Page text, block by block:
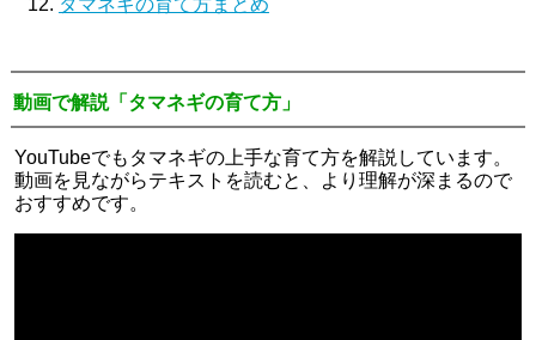
動画で解説「タマネギの育て方」
YouTubeでもタマネギの上手な育て方を解説しています。
動画を見ながらテキストを読むと、より理解が深まるので
おすすめです。